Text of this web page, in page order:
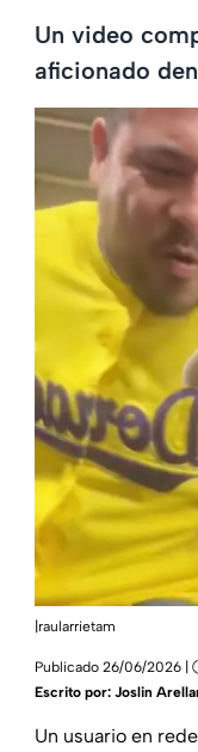
Un video
aficionado
|raularrietam
Publicado 26/06/2026 |
Escrito por: Joslin
Un usuario en